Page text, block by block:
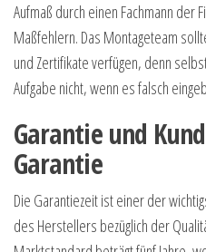
Aufmaß durch einen Fachmann der
Maßfehlern. Das Montageteam
und Zertifikate verfügen, denn
Aufgabe nicht, wenn es falsch
Garantie und
Garantie
Die Garantiezeit ist einer der
des Herstellers bezüglich der